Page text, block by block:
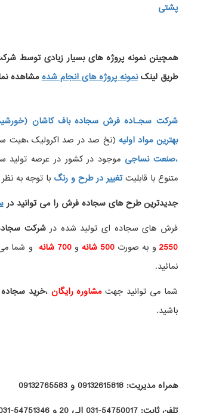
پشتی
همچینننمونه پروژه هایبسیار زیادی توسط
طریق لینکنمونه پروژه های انجام شدهمشاهده
شرکت سجـاده فرش سجاده باف کاشان
بهترین مواد اولیه (نخ صد در صد اکرولیک ،هیت
صنعت نساجی، موجود در کشور در عرصه تولید
متنوع با قابلیتتغییر در طرح و رنگ با توجه به
جدیدترین طرح های سجاده فرش را می توانید در
فرش های سجاده ای تولید شده درشرکت
2550 و به صورت 500 شانه و700 شانه
و شما
نمائید.
شما می توانید جهت مشاوره رایگان ،خرید
باشید.
همراه مدیریت: 09132615818 و 09132765583